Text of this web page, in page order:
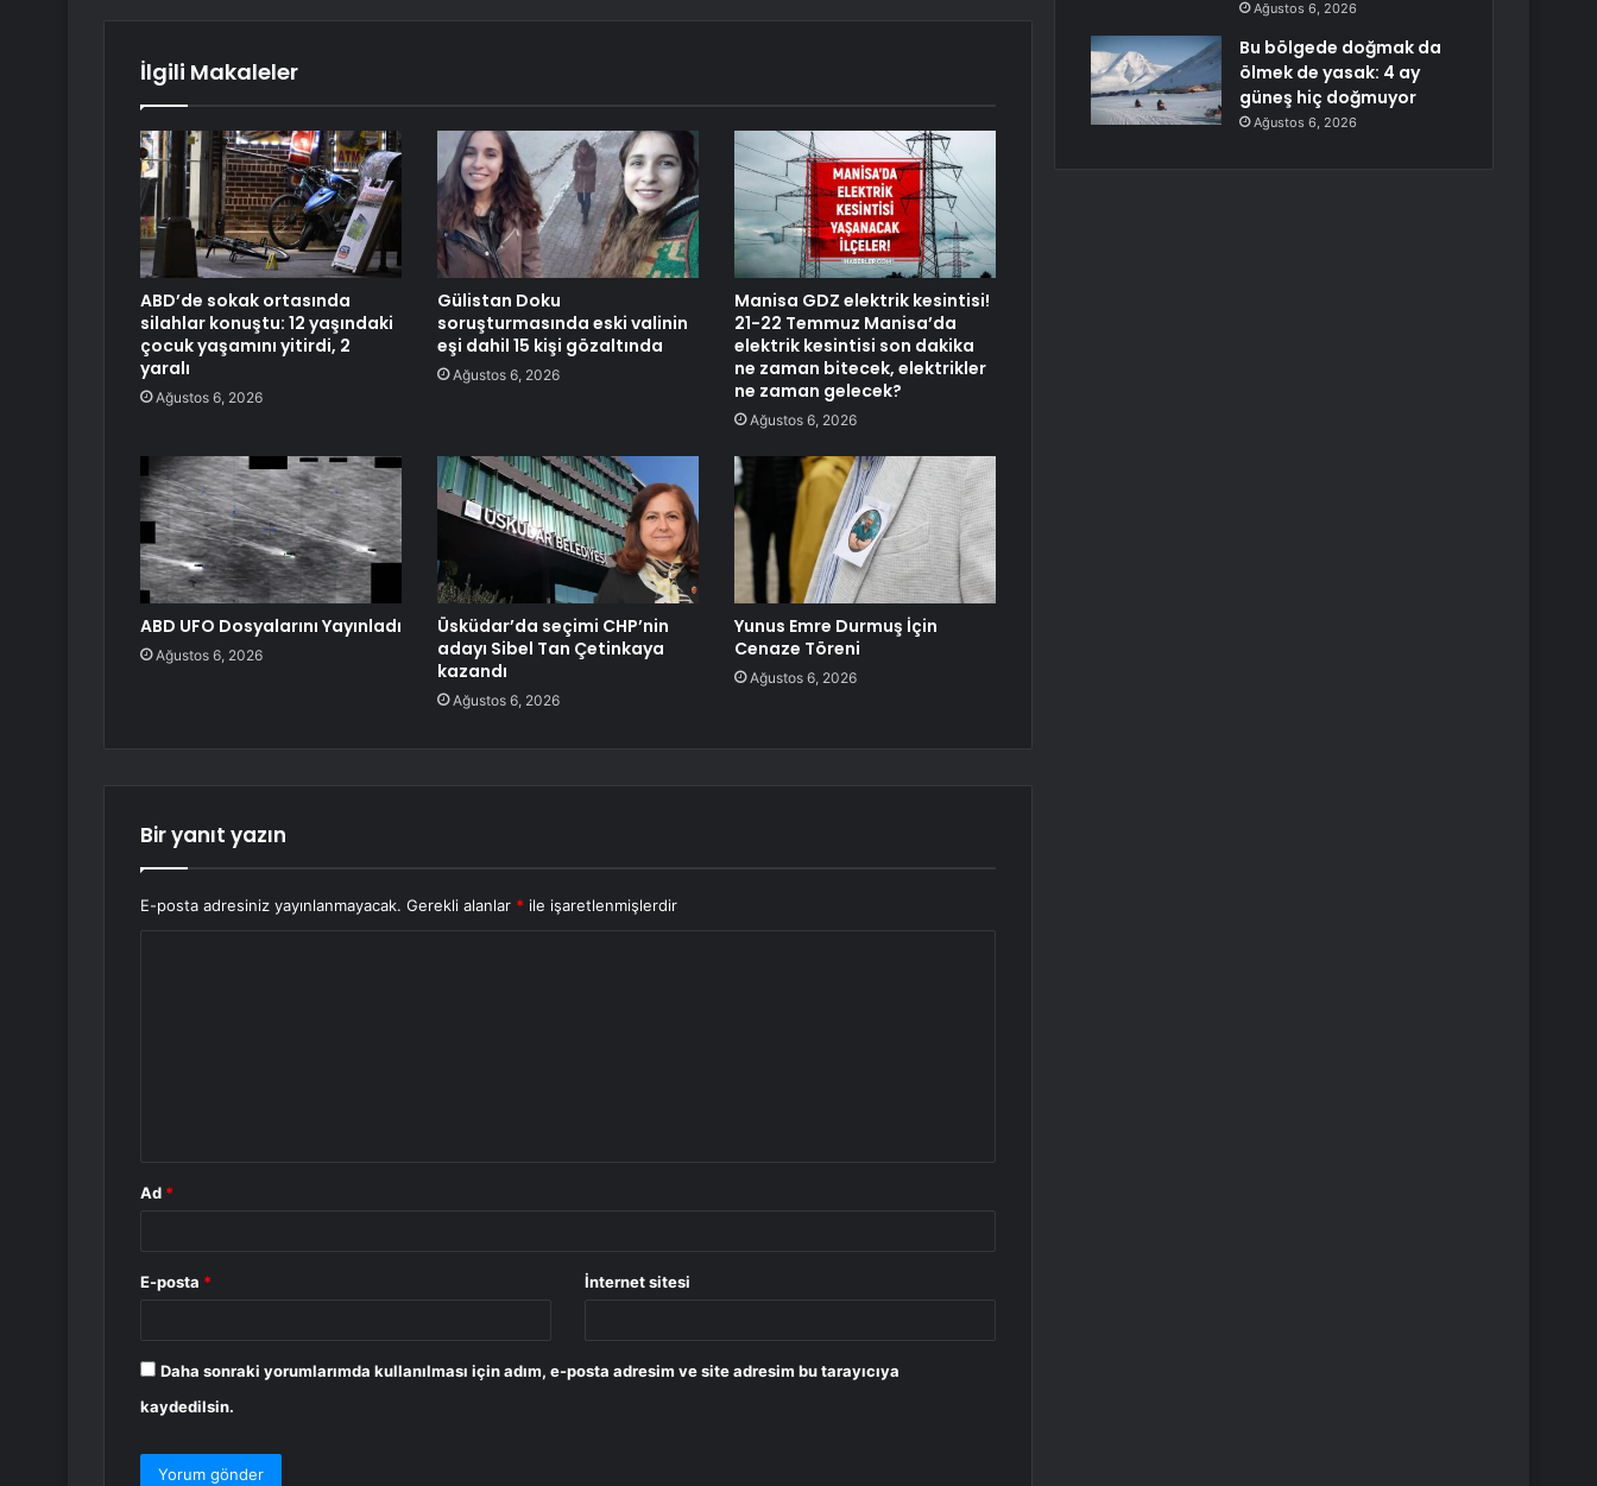
İlgili Makaleler
ABD’de sokak ortasında
silahlar konuştu: 12 yaşındaki
çocuk yaşamını yitirdi, 2
yaralı
Ağustos 6, 2026
Gülistan Doku
soruşturmasında eski valinin
eşi dahil 15 kişi gözaltında
Ağustos 6, 2026
Manisa GDZ elektrik kesintisi!
21-22 Temmuz Manisa’da
elektrik kesintisi son dakika
ne zaman bitecek, elektrikler
ne zaman gelecek?
Ağustos 6, 2026
ABD UFO Dosyalarını Yayınladı
Ağustos 6, 2026
Üsküdar’da seçimi CHP’nin
adayı Sibel Tan Çetinkaya
kazandı
Ağustos 6, 2026
Yunus Emre Durmuş İçin
Cenaze Töreni
Ağustos 6, 2026
Bir yanıt yazın
E-posta adresiniz yayınlanmayacak. Gerekli alanlar * ile işaretlenmişlerdir
Ad *
E-posta * İnternet sitesi
Daha sonraki yorumlarımda kullanılması için adım, e-posta adresim ve site adresim bu tarayıcıya
kaydedilsin.
Ağustos 6, 2026
Bu bölgede doğmak da
ölmek de yasak: 4 ay
güneş hiç doğmuyor
Ağustos 6, 2026